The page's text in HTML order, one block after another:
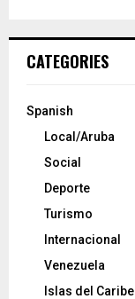
CATEGORIES
Spanish
Local/Aruba
Social
Deporte
Turismo
Internacional
Venezuela
Islas del Caribe